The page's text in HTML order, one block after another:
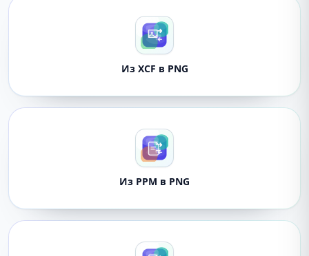
Из XCF в PNG
Из PPM в PNG